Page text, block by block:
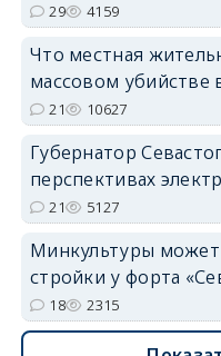
29 4159
Что местная
массовом убийстве
21 10627
Губернатор
перспективах
21 5127
Минкультуры
стройки у форта
18 2315